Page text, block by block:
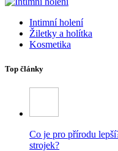
Intimní holení
Žiletky a holítka
Kosmetika
Top články
Co je pro přírodu
strojek?